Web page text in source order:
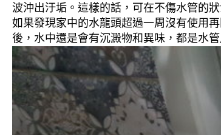
波沖出汙垢。這樣的話，可在不傷水管的
如果發現家中的水龍頭超過一周沒有使用
後，水中還是會有沉澱物和異味，都是水